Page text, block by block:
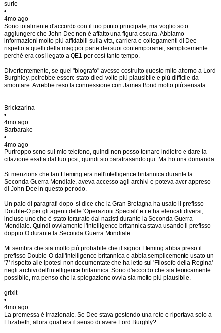
surle
•
4mo ago
Sono totalmente d'accordo con il tuo punto principale, ma voglio solo
aggiungere che John Dee non è affatto una figura oscura. Abbiamo
informazioni molto più affidabili sulla vita, carriera e collegamenti di Dee
rispetto a quelli della maggior parte dei suoi contemporanei, semplicemente
perché era così legato a QE1 per così tanto tempo.
Divertentemente, se quel "biografo" avesse costruito questo mito attorno a Lord
Burghley, potrebbe essere stato dieci volte più plausibile e più difficile da
smontare. Avrebbe reso la connessione con James Bond molto più sensata.
Brickzarina
•
4mo ago
Barbarake
•
4mo ago
Purtroppo sono sul mio telefono, quindi non posso tornare indietro e dare la
citazione esatta dal tuo post, quindi sto parafrasando qui. Ma ho una domanda.
Si menziona che Ian Fleming era nell'intelligence britannica durante la
Seconda Guerra Mondiale, aveva accesso agli archivi e poteva aver appreso
di John Dee in questo periodo.
Un paio di paragrafi dopo, si dice che la Gran Bretagna ha usato il prefisso
Double-O per gli agenti delle 'Operazioni Speciali' e ne ha elencati diversi,
incluso uno che è stato torturato dai nazisti durante la Seconda Guerra
Mondiale. Quindi ovviamente l'intelligence britannica stava usando il prefisso
doppio O durante la Seconda Guerra Mondiale.
Mi sembra che sia molto più probabile che il signor Fleming abbia preso il
prefisso Double-O dall'intelligence britannica e abbia semplicemente usato un
'7' rispetto alle ipotesi non documentate che ha letto sul 'Filosofo della Regina'
negli archivi dell'intelligence britannica. Sono d'accordo che sia teoricamente
possibile, ma penso che la spiegazione ovvia sia molto più plausibile.
grixit
•
4mo ago
La premessa è irrazionale. Se Dee stava gestendo una rete e riportava solo a
Elizabeth, allora qual era il senso di avere Lord Burghly?